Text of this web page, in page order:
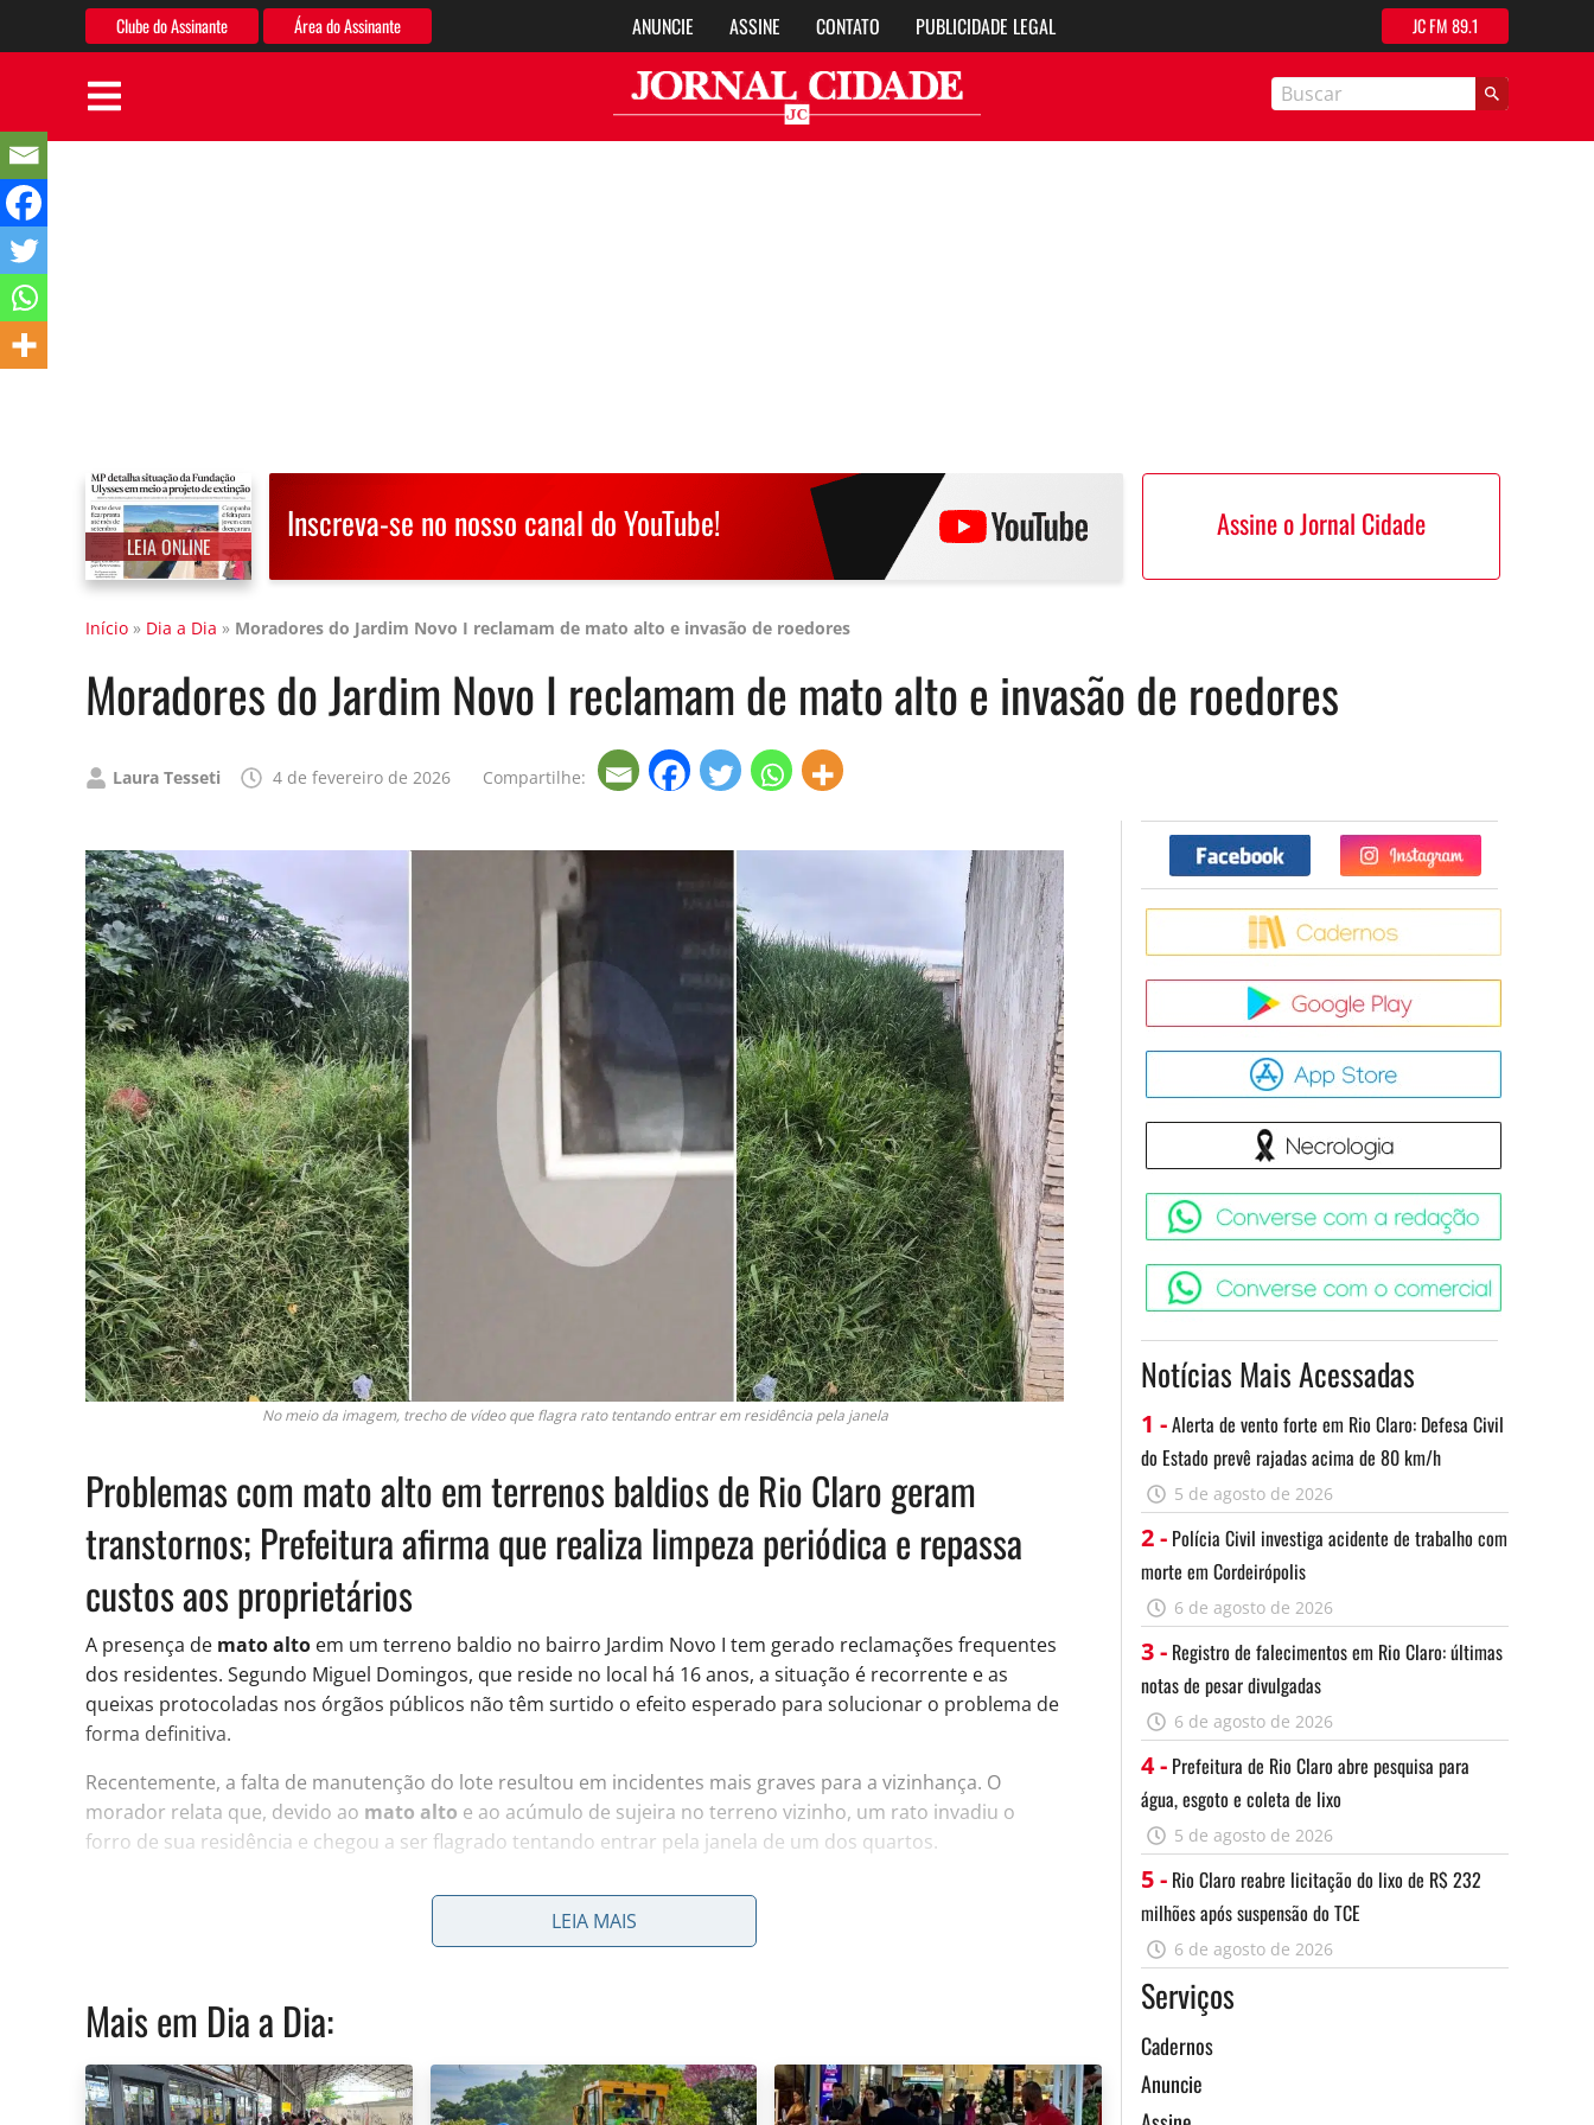
Clube do Assinante Área do Assinante ANUNCIE ASSINE CONTATO PUBLICIDADE LEGAL JC FM 89.1
LEIA ONLINE
Inscreva-se no nosso canal do YouTube! Assine o Jornal Cidade
Início » Dia a Dia » Moradores do Jardim Novo I reclamam de mato alto e invasão de roedores
Moradores do Jardim Novo I reclamam de mato alto e invasão de roedores
Publicado
Laura Tesseti 4 de fevereiro de 2026 Compartilhe:
No meio da imagem, trecho de vídeo que flagra rato tentando entrar em residência pela janela
Problemas com mato alto em terrenos baldios de Rio Claro geram
transtornos; Prefeitura afirma que realiza limpeza periódica e repassa
custos aos proprietários
A presença de mato alto em um terreno baldio no bairro Jardim Novo I tem gerado reclamações frequentes
dos residentes. Segundo Miguel Domingos, que reside no local há 16 anos, a situação é recorrente e as
queixas protocoladas nos órgãos públicos não têm surtido o efeito esperado para solucionar o problema de
forma definitiva.
Recentemente, a falta de manutenção do lote resultou em incidentes mais graves para a vizinhança. O
morador relata que, devido ao mato alto e ao acúmulo de sujeira no terreno vizinho, um rato invadiu o
forro de sua residência e chegou a ser flagrado tentando entrar pela janela de um dos quartos.
Manutenção de terrenos particulares
De acordo com os vizinhos, não há informações sobre quem é o proprietário do imóvel. As reclamações são
feitas há pelo menos três anos por diversos moradores da região. A única intervenção observada é o corte
da vegetação com máquinas, que ocorre de forma esporádica e não impede o rápido crescimento da planta.
Para os residentes, o serviço paliativo de corte domato altoapenas resolve a questão visual
LEIA MAIS
Mais em Dia a Dia:
Facebook Twitter
Notícias Mais Acessadas
1 -Alerta de vento forte em Rio Claro: Defesa Civil
do Estado prevê rajadas acima de 80 km/h
5 de agosto de 2026
2 - Polícia Civil investiga acidente de trabalho com
morte em Cordeirópolis
6 de agosto de 2026
3 - Registro de falecimentos em Rio Claro: últimas
notas de pesar divulgadas
6 de agosto de 2026
4 - Prefeitura de Rio Claro abre pesquisa para
água, esgoto e coleta de lixo
5 de agosto de 2026
5 - Rio Claro reabre licitação do lixo de R$ 232
milhões após suspensão do TCE
6 de agosto de 2026
Serviços
Cadernos
Anuncie